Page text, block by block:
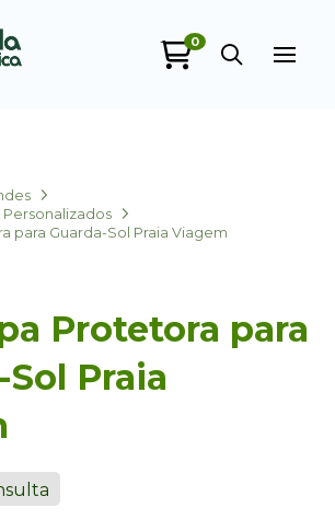
0
para Guarda-Sol Praia Viagem
Protetora para
Praia